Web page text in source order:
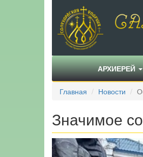
АРХИЕРЕЙ
Главная Новости
Значимое